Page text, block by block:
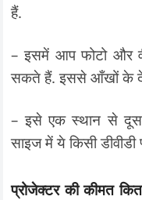
हैं.
– इसमें आप फोटो और
सकते हैं. इससे आँखों के
– इसे एक स्थान से
साइज में ये किसी डीवीडी
प्रोजेक्टर की कीमत